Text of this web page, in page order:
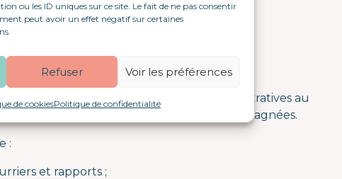
ou les ID uniques sur ce site. Le fait de ne pas consentir
peut avoir un effet négatif sur certaines
Refuser Voir les préférences
de cookiesPolitique de confidentialité
(H/F)
Activité Accueil Familial
vous effectuez des tâches administratives au
missions auprès des personnes accompagnées.
:
et rapports ;